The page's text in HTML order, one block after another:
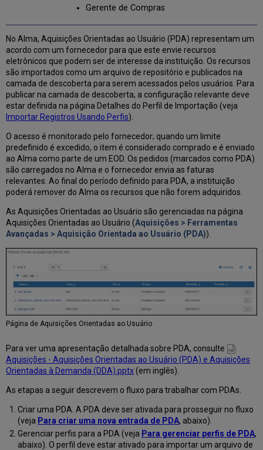
Gerente de Compras
No Alma, Aquisições Orientadas ao Usuário (PDA) representam um
acordo com um fornecedor para que este envie recursos
eletrônicos que podem ser de interesse da instituição. Os recursos
são importados como um arquivo de repositório e publicados na
camada de descoberta para serem acessados pelos usuários. Para
publicar na camada de descoberta, a configuração relevante deve
estar definida na página Detalhes do Perfil de Importação (veja
Importar Registros Usando Perfis).
O acesso é monitorado pelo fornecedor; quando um limite
predefinido é excedido, o item é considerado comprado e é enviado
ao Alma como parte de um EOD. Os pedidos (marcados como PDA)
são carregados no Alma e o fornecedor envia as faturas
relevantes. Ao final do período definido para PDA, a instituição
poderá remover do Alma os recursos que não forem adquiridos.
As Aquisições Orientadas ao Usuário são gerenciadas na página
Aquisições Orientadas ao Usuário (Aquisições > Ferramentas
Avançadas > Aquisição Orientada ao Usuário (PDA)).
Página de Aquisições Orientadas ao Usuário
Para ver uma apresentação detalhada sobre PDA, consulte
Aquisições - Aquisições Orientadas ao Usuário (PDA) e Aquisições
Orientadas à Demanda (DDA).pptx(em inglês).
As etapas a seguir descrevem o fluxo para trabalhar com PDAs.
Criar uma PDA. A PDA deve ser ativada para prosseguir no fluxo
(veja Para criar uma nova entrada de PDA, abaixo).
Gerenciar perfis para a PDA (veja Para gerenciar perfis de PDA,
abaixo). O perfil deve estar ativado para importar um arquivo de